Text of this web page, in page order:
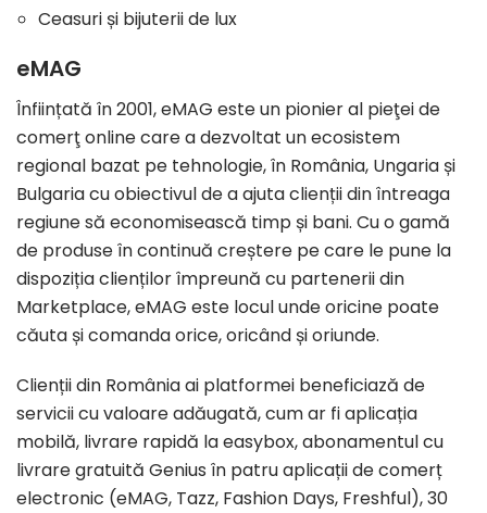
Ceasuri și bijuterii de lux
eMAG
Înființată în 2001, eMAG este un pionier al pieţei de
comerţ online care a dezvoltat un ecosistem
regional bazat pe tehnologie, în România, Ungaria și
Bulgaria cu obiectivul de a ajuta clienții din întreaga
regiune să economisească timp și bani. Cu o gamă
de produse în continuă creștere pe care le pune la
dispoziția clienților împreună cu partenerii din
Marketplace, eMAG este locul unde oricine poate
căuta și comanda orice, oricând și oriunde.
Clienții din România ai platformei beneficiază de
servicii cu valoare adăugată, cum ar fi aplicația
mobilă, livrare rapidă la easybox, abonamentul cu
livrare gratuită Genius în patru aplicații de comerț
electronic (eMAG, Tazz, Fashion Days, Freshful), 30